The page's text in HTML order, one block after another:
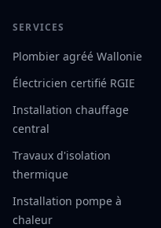
SERVICES
Plombier agréé Wallonie
Électricien certifié RGIE
Installation chauffage
central
Travaux d'isolation
thermique
Installation pompe à
chaleur